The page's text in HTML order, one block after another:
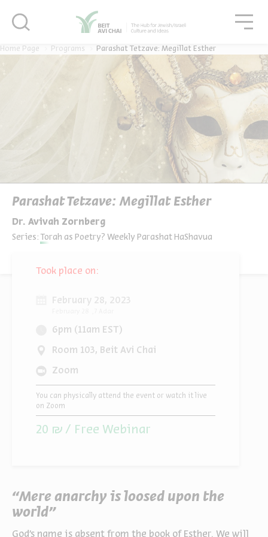
Home Page Programs Parashat Tetzave: Megillat Esther
Parashat Tetzave: Megillat Esther
Dr. Avivah Zornberg
Series: Torah as Poetry? Weekly Parashat HaShavua
“Mere anarchy is loosed upon the
world”
God’s name is absent from the book of Esther. We will
Took place on:
February 28, 2023
6pm (11am EST)
Room 103, Beit Avi Chai
Zoom
You can physically attend the event or watch it live
on Zoom
20 ₪ / Free Webinar